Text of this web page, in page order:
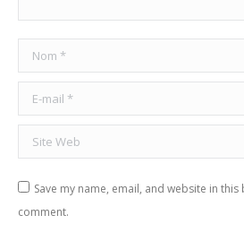
Nom *
E-mail *
Site Web
Save my name, email, and website in
comment.